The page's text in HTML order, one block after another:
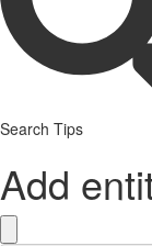
Search Tips
Add